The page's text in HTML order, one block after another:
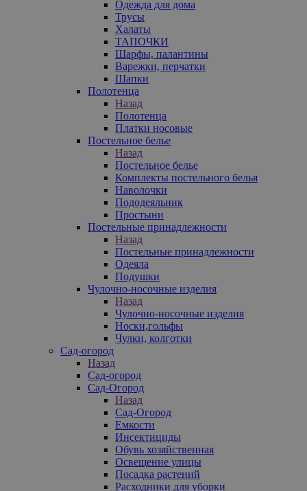
Одежда для дома
Трусы
Халаты
ТАПОЧКИ
Шарфы, палантины
Варежки, перчатки
Шапки
Полотенца
Назад
Полотенца
Платки носовые
Постельное белье
Назад
Постельное белье
Комплекты постельного белья
Наволочки
Пододеяльник
Простыни
Постельные принадлежности
Назад
Постельные принадлежности
Одеяла
Подушки
Чулочно-носочные изделия
Назад
Чулочно-носочные изделия
Носки,гольфы
Чулки, колготки
Сад-огород
Назад
Сад-огород
Сад-Огород
Назад
Сад-Огород
Емкости
Инсектициды
Обувь хозяйственная
Освещение улицы
Посадка растений
Расходники для уборки